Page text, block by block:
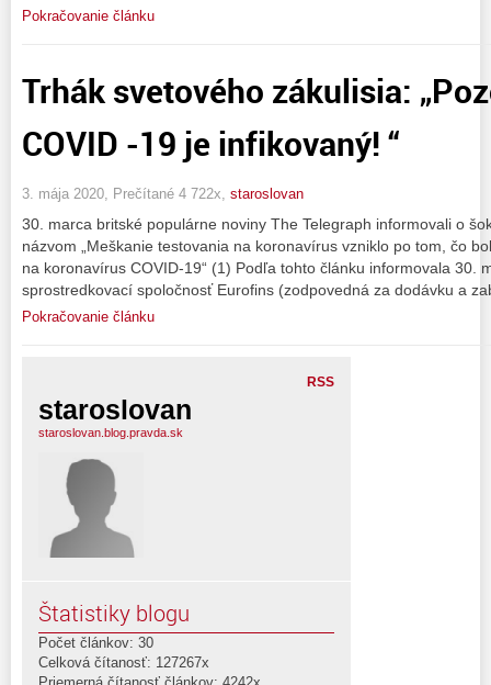
Pokračovanie článku
Trhák svetového zákulisia:
COVID -19 je infikovaný! “
3. mája 2020, Prečítané 4 722x, staroslovan
30. marca britské populárne noviny The Telegraph informovali o
názvom „Meškanie testovania na koronavírus vzniklo po tom, čo
na koronavírus COVID-19“ (1) Podľa tohto článku informovala 30.
sprostredkovací spoločnosť Eurofins (zodpovedná za dodávku a
Pokračovanie článku
RSS
staroslovan
staroslovan.blog.pravda.sk
Štatistiky blogu
Počet článkov: 30
Celková čítanosť: 127267x